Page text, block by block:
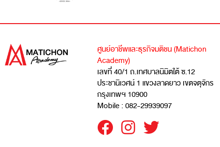
ศูนย์อาชีพและธุรกิจมติชน (Matichon
Academy)
เลขที่ 40/1 ถ.เทศบาลนิมิตใต้ ซ.12
ประชานิเวศน์ 1 แขวงลาดยาว เขตจตุจักร
กรุงเทพฯ 10900
Mobile : 082-29939097